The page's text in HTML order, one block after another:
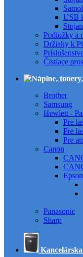
USB
Podložky a
Držiaky k
Čistiace
Brother
Samsung
Hewlett -
Pre
Pre
Pre
Canon
Epson
Panasonic
Sharp